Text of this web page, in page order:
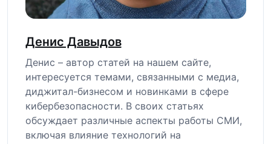
Денис Давыдов
Денис – автор статей на нашем сайте,
интересуется темами, связанными с медиа,
диджитал-бизнесом и новинками в сфере
кибербезопасности. В своих статьях
обсуждает различные аспекты работы СМИ,
включая влияние технологий на